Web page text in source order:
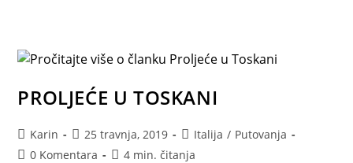
PROLJEĆE U TOSKANI
Autor
objave:
Karin
Objava
objavljena:
25 travnja, 2019
Kategorija
objave:
Italija / Putovanja
Komentari
0 Komentara
Vrijeme
4 min. čitanja